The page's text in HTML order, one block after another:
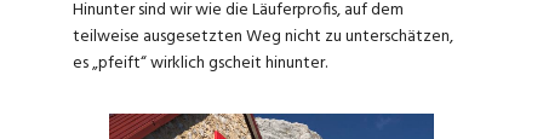
Hinunter sind wir wie die Läuferprofis, auf dem
teilweise ausgesetzten Weg nicht zu unterschätzen,
es „pfeift“ wirklich gscheit hinunter.